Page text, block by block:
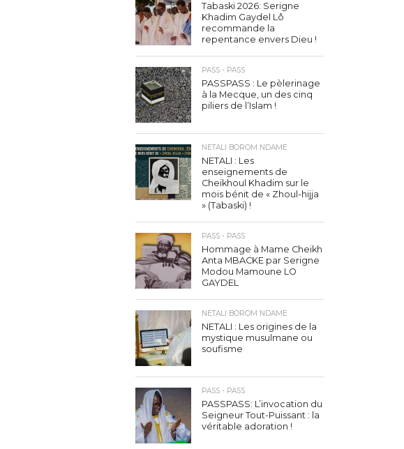
Tabaski 2026: Serigne
Khadim Gaydel Lô
recommande la
repentance envers Dieu !
PASS - PASS
PASSPASS : Le pèlerinage
à la Mecque, un des cinq
piliers de l’Islam !
NETALI BOROM NDAME
NETALI : Les
enseignements de
Cheikhoul Khadim sur le
mois bénit de « Zhoul-hijja
» (Tabaski) !
PASS - PASS
Hommage à Mame Cheikh
Anta MBACKE par Serigne
Modou Mamoune LO
GAYDEL
NETALI BOROM NDAME
NETALI : Les origines de la
mystique musulmane ou
soufisme
PASS - PASS
PASSPASS: L’invocation du
Seigneur Tout-Puissant : la
véritable adoration !